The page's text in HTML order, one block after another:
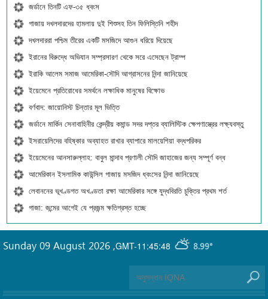
জর্ডানে তিনটি এফ-৩৫ ধ্বংস
গাজায় দখলদারদের হামলায় দুই শিশুসহ তিন ফিলিস্তিনি শহীদ
দখলদাররা পশ্চিম তীরের একটি মসজিদে আগুন ধরিয়ে দিয়েছে
ইরানের বিরুদ্ধে অভিযান সম্প্রসারণ থেকে সরে এসেছেন ট্রাম্প
ইরাকি আলেম সমাজ আমেরিকা-সৌদি আগ্রাসনের নিন্দা জানিয়েছে
ইয়েমেনে প্রতিরোধের সমর্থনে লক্ষাধিক মানুষের বিক্ষোভ
বর্ণবাদ: জায়োনিস্ট চিন্তার মূল ভিত্তি
জর্ডানে মার্কিন সেনাবাহিনীর কেন্দ্রীয় কমান্ড সদর দপ্তর ব্যালিস্টিক ক্ষেপণাস্ত্রের লক্ষ্যবস্তু
ইসরায়েলিদের বহিষ্কার অব্যাহত রাখার ব্যাপারে মালয়েশিয়া বদ্ধপরিকর
ইয়েমেনের আনসারুল্লাহ: বাবুল মান্দাব প্রণালী সৌদি জাহাজের জন্য সম্পূর্ণ বন্ধ
আমেরিকান ইসলামিক কাউন্সিল গাজায় মসজিদ ধ্বংসের নিন্দা জানিয়েছে
লেবাননের ভূখণ্ডগত অখণ্ডতা রক্ষা আমেরিকার সঙ্গে যুদ্ধবিরতি চুক্তির প্রথম শর্ত
গাজা: জন্মের আগেই যে প্রজন্ম ক্ষতিগ্রস্ত হচ্ছে
GMT-11:45:48 8.99°
Sunday 09 August 2026 ,